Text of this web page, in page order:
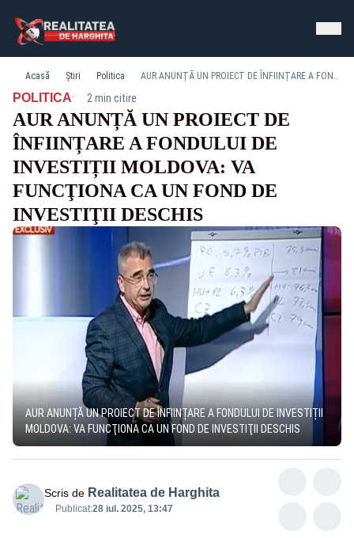
Acasă Știri Politica AUR ANUNȚĂ UN PROIECT DE ÎNFIINȚARE A FONDULUI DE INVESTIȚII MOLDOVA: VA FUNCŢIONA CA UN FOND DE INVESTIŢII DESCHIS
POLITICA· 2 min citire
AUR ANUNȚĂ UN PROIECT DE
ÎNFIINȚARE A FONDULUI DE
INVESTIȚII MOLDOVA: VA
FUNCŢIONA CA UN FOND DE
INVESTIŢII DESCHIS
AUR ANUNȚĂ UN PROIECT DE ÎNFIINȚARE A FONDULUI DE INVESTIȚII
MOLDOVA: VA FUNCŢIONA CA UN FOND DE INVESTIŢII DESCHIS
Scris de Realitatea de Harghita
Publicat:28 iul. 2025, 13:47